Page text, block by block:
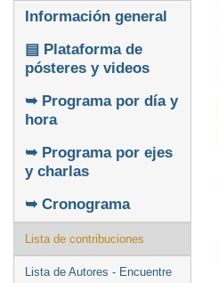
Event
menu
Información general
▤ Plataforma de
pósteres y videos
➥ Programa por día y
hora
➥ Programa por ejes
y charlas
➥ Cronograma
Lista de contribuciones
Lista de Autores - Encuentre